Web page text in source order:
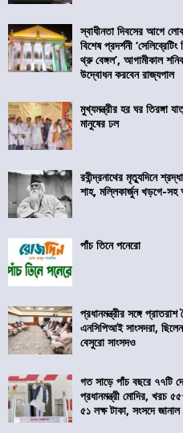
স্বাধীনতা দিবসের আগে
বিশেষ প্রদর্শনী
থ্রু বেঙ্গল’, আগামীকাল
উদ্বোধন করবেন রাজ্যপাল
মুখ্যমন্ত্রীর হর ঘর তিরঙ্গা
মানুষের ঢল
রবীন্দ্রনাথের মৃত্যুদিনে
শাহ, মল্লিকার্জুন খড়গে-সহ
পাঁচ তিনে পনেরো
প্রধানমন্ত্রীর সঙ্গে প্রাতরাশ
এনসিপিআই সাংসদরা,
বেসুরো সাংসদও
গত সাড়ে পাঁচ বছরে ৭৭টি
প্রধানমন্ত্রী মোদির, খরচ
৫১ লক্ষ টাকা, সংসদে